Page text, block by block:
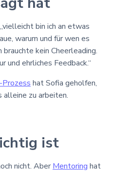
bin ich an etwas
warum und für wen es
kein Cheerleading.
und ehrliches Feedback.“
Prozess hat Sofia geholfen,
zu arbeiten.
ist
nicht. Aber Mentoring hat